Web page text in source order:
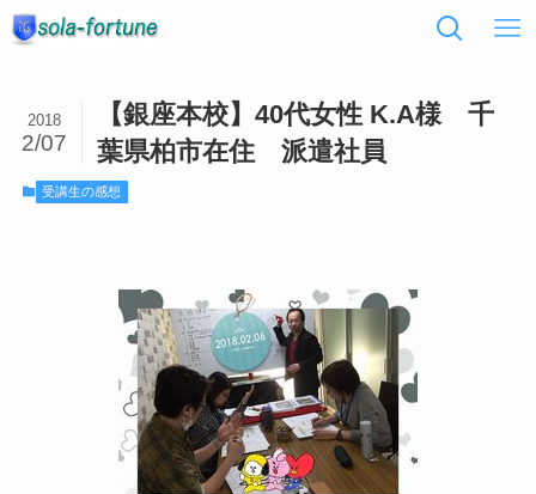
【銀座本校】40代女性 K.A様 千
葉県柏市在住 派遣社員
2018
2/07
受講生の感想